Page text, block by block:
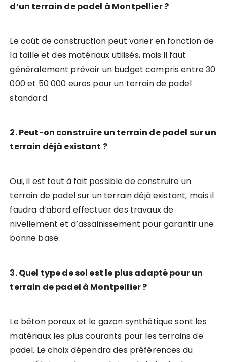
d’un terrain de padel à Montpellier ?
Le coût de construction peut varier en fonction de
la taille et des matériaux utilisés, mais il faut
généralement prévoir un budget compris entre 30
000 et 50 000 euros pour un terrain de padel
standard.
2. Peut-on construire un terrain de padel sur un
terrain déjà existant ?
Oui, il est tout à fait possible de construire un
terrain de padel sur un terrain déjà existant, mais il
faudra d’abord effectuer des travaux de
nivellement et d’assainissement pour garantir une
bonne base.
3. Quel type de sol est le plus adapté pour un
terrain de padel à Montpellier ?
Le béton poreux et le gazon synthétique sont les
matériaux les plus courants pour les terrains de
padel. Le choix dépendra des préférences du